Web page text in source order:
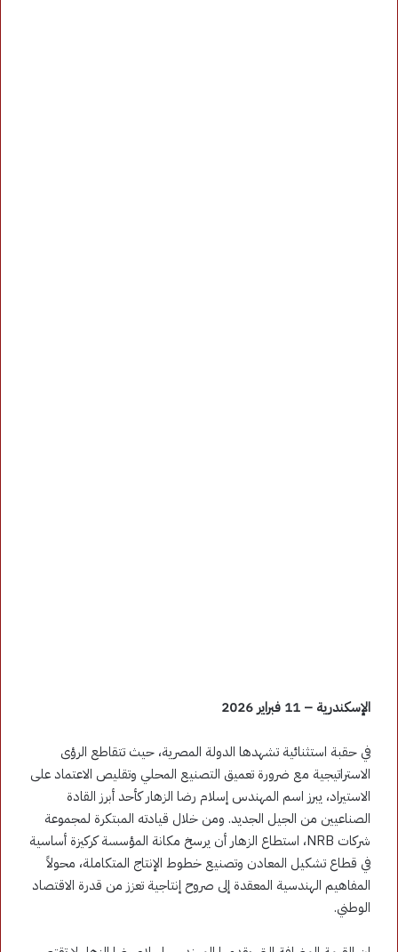
الإسكندرية – 11 فبراير 2026
في حقبة استثنائية تشهدها الدولة المصرية، حيث تتقاطع الرؤى
الاستراتيجية مع ضرورة تعميق التصنيع المحلي وتقليص الاعتماد على
الاستيراد، يبرز اسم المهندس إسلام رضا الزهار كأحد أبرز القادة
الصناعيين من الجيل الجديد. ومن خلال قيادته المبتكرة لمجموعة
شركات NRB، استطاع الزهار أن يرسخ مكانة المؤسسة كركيزة أساسية
في قطاع تشكيل المعادن وتصنيع خطوط الإنتاج المتكاملة، محولاً
المفاهيم الهندسية المعقدة إلى صروح إنتاجية تعزز من قدرة الاقتصاد
الوطني.